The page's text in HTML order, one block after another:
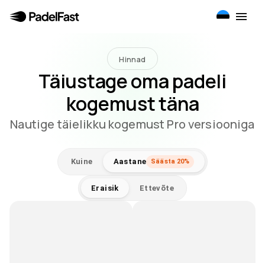
Hinnad
Täiustage oma padeli
kogemust täna
Nautige täielikku kogemust Pro versiooniga
Kuine Aastane Säästa 20%
Eraisik Ettevõte